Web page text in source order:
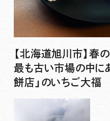
【北海道旭川市】春
最も古い市場の中に
餅店」のいちご大福